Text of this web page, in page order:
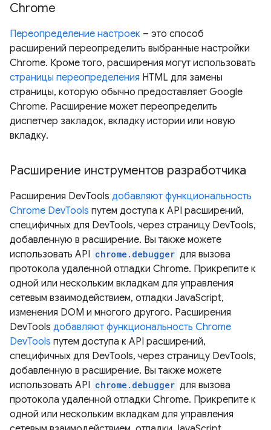
Chrome
Переопределение настроек – это способ
расширений переопределить выбранные настройки
Chrome. Кроме того, расширения могут использовать
страницы переопределения HTML для замены
страницы, которую обычно предоставляет Google
Chrome. Расширение может переопределить
диспетчер закладок, вкладку истории или новую
вкладку.
Расширение инструментов разработчика
Расширения DevTools добавляют функциональность
Chrome DevTools путем доступа к API расширений,
специфичных для DevTools, через страницу DevTools,
добавленную в расширение. Вы также можете
использовать API chrome.debugger для вызова
протокола удаленной отладки Chrome. Прикрепите к
одной или нескольким вкладкам для управления
сетевым взаимодействием, отладки JavaScript,
изменения DOM и многого другого. Расширения
DevTools добавляют функциональность Chrome
DevTools путем доступа к API расширений,
специфичных для DevTools, через страницу DevTools,
добавленную в расширение. Вы также можете
использовать API chrome.debugger для вызова
протокола удаленной отладки Chrome. Прикрепите к
одной или нескольким вкладкам для управления